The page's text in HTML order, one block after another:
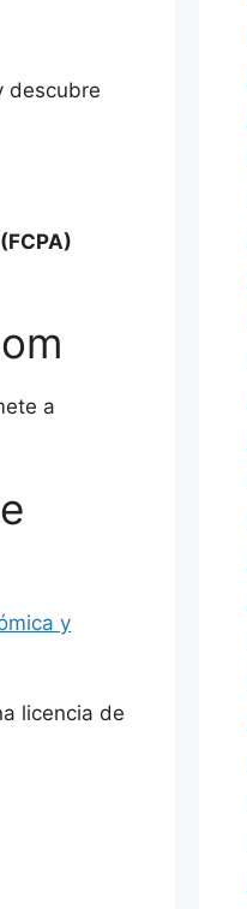
descubre
a
y
licencia de